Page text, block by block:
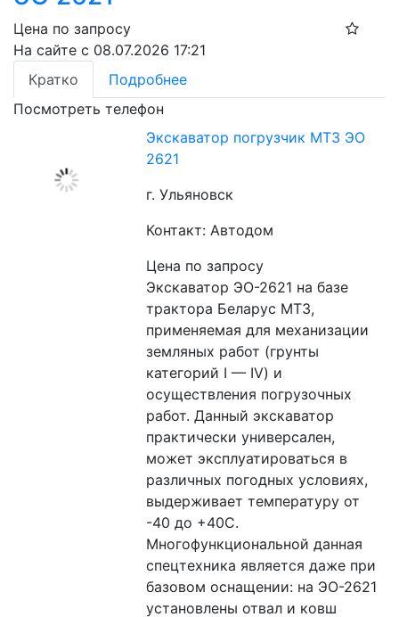
Цена по запросу
На сайте с 08.07.2026 17:21
Кратко
Подробнее
Посмотреть телефон
Экскаватор погрузчик МТЗ ЭО
2621
г. Ульяновск
Контакт: Автодом
Цена по запросу
Экскаватор ЭО-2621 на базе
трактора Беларус МТЗ,
применяемая для механизации
земляных работ (грунты
категорий I — IV) и
осуществления погрузочных
работ. Данный экскаватор
практически универсален,
может эксплуатироваться в
различных погодных условиях,
выдерживает температуру от
-40 до +40С.
Многофункциональной данная
спецтехника является даже при
базовом оснащении: на ЭО-2621
установлены отвал и ковш